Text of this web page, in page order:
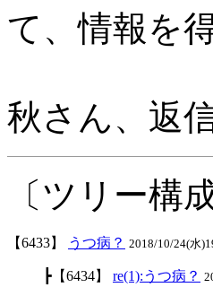
て、情報を
秋さん、返
〔ツリー構成
【6433】 うつ病？ 2018/10/24(水
┣【6434】 re(1):うつ病？